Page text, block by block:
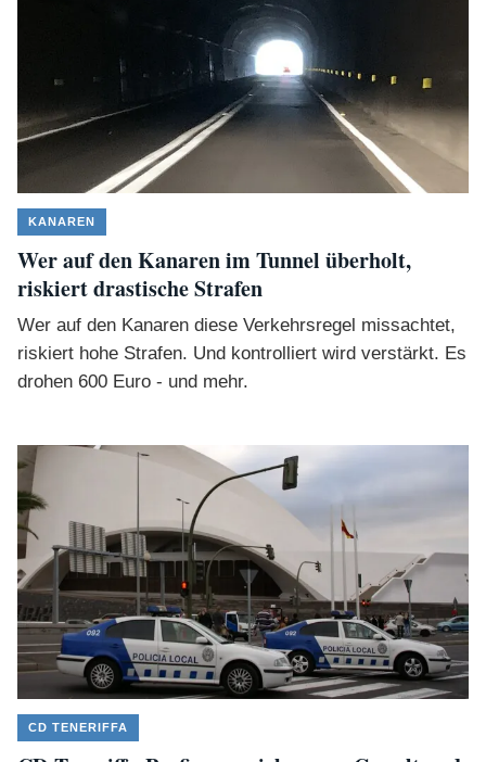
KANAREN
Wer auf den Kanaren im Tunnel überholt,
riskiert drastische Strafen
Wer auf den Kanaren diese Verkehrsregel missachtet,
riskiert hohe Strafen. Und kontrolliert wird verstärkt. Es
drohen 600 Euro - und mehr.
CD TENERIFFA